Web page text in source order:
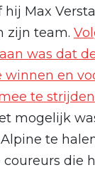
hij Max
zijn team.
was dat
en
te strijden
mogelijk
te
die